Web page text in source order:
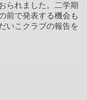
られました。二学期
前で発表する機会も
いこクラブの報告を